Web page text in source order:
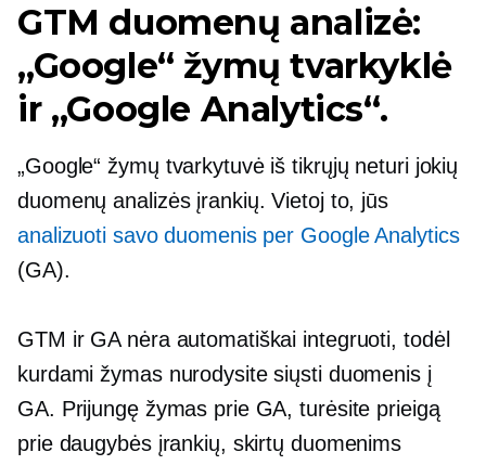
GTM duomenų analizė:
„Google“ žymų tvarkyklė
ir „Google Analytics“.
„Google“ žymų tvarkytuvė iš tikrųjų neturi jokių
duomenų analizės įrankių. Vietoj to, jūs
analizuoti savo duomenis per Google Analytics
(GA).
GTM ir GA nėra automatiškai integruoti, todėl
kurdami žymas nurodysite siųsti duomenis į
GA. Prijungę žymas prie GA, turėsite prieigą
prie daugybės įrankių, skirtų duomenims